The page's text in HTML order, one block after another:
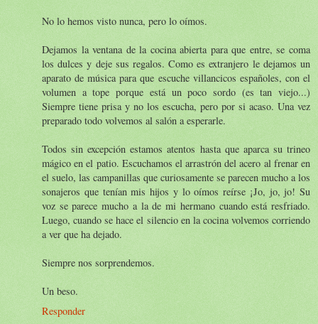
No lo hemos visto nunca, pero lo oímos.
Dejamos la ventana de la cocina abierta para que entre, se coma
los dulces y deje sus regalos. Como es extranjero le dejamos un
aparato de música para que escuche villancicos españoles, con el
volumen a tope porque está un poco sordo (es tan viejo...)
Siempre tiene prisa y no los escucha, pero por si acaso. Una vez
preparado todo volvemos al salón a esperarle.
Todos sin excepción estamos atentos hasta que aparca su trineo
mágico en el patio. Escuchamos el arrastrón del acero al frenar en
el suelo, las campanillas que curiosamente se parecen mucho a los
sonajeros que tenían mis hijos y lo oímos reírse ¡Jo, jo, jo! Su
voz se parece mucho a la de mi hermano cuando está resfriado.
Luego, cuando se hace el silencio en la cocina volvemos corriendo
a ver que ha dejado.
Siempre nos sorprendemos.
Un beso.
Responder